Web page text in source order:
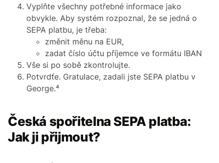
Vyplňte všechny potřebné informace jako
obvykle. Aby systém rozpoznal, že se jedná o
SEPA platbu, je třeba:
změnit měnu na EUR,
zadat číslo účtu příjemce ve formátu IBAN
Vše si po sobě zkontrolujte.
Potvrdťe. Gratulace, zadali jste SEPA platbu v
George.⁴
Česká spořitelna SEPA platba:
Jak ji přijmout?